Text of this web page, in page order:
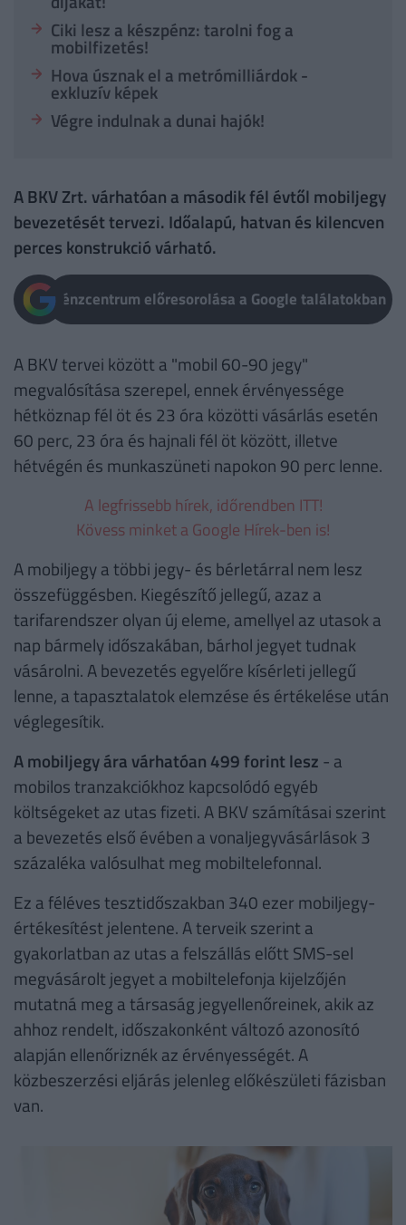
Ciki lesz a készpénz: tarolni fog a
mobilfizetés!
Hova úsznak el a metrómilliárdok -
exkluzív képek
Végre indulnak a dunai hajók!
A BKV Zrt. várhatóan a második fél évtől mobiljegy
bevezetését tervezi. Időalapú, hatvan és kilencven
perces konstrukció várható.
Pénzcentrum előresorolása a Google találatokban
A BKV tervei között a "mobil 60-90 jegy"
megvalósítása szerepel, ennek érvényessége
hétköznap fél öt és 23 óra közötti vásárlás esetén
60 perc, 23 óra és hajnali fél öt között, illetve
hétvégén és munkaszüneti napokon 90 perc lenne.
A legfrissebb hírek, időrendben ITT!
Kövess minket a Google Hírek-ben is!
A mobiljegy a többi jegy- és bérletárral nem lesz
összefüggésben. Kiegészítő jellegű, azaz a
tarifarendszer olyan új eleme, amellyel az utasok a
nap bármely időszakában, bárhol jegyet tudnak
vásárolni. A bevezetés egyelőre kísérleti jellegű
lenne, a tapasztalatok elemzése és értékelése után
véglegesítik.
A mobiljegy ára várhatóan 499 forint lesz - a
mobilos tranzakciókhoz kapcsolódó egyéb
költségeket az utas fizeti. A BKV számításai szerint
a bevezetés első évében a vonaljegyvásárlások 3
százaléka valósulhat meg mobiltelefonnal.
Ez a féléves tesztidőszakban 340 ezer mobiljegy-
értékesítést jelentene. A terveik szerint a
gyakorlatban az utas a felszállás előtt SMS-sel
megvásárolt jegyet a mobiltelefonja kijelzőjén
mutatná meg a társaság jegyellenőreinek, akik az
ahhoz rendelt, időszakonként változó azonosító
alapján ellenőriznék az érvényességét. A
közbeszerzési eljárás jelenleg előkészületi fázisban
van.